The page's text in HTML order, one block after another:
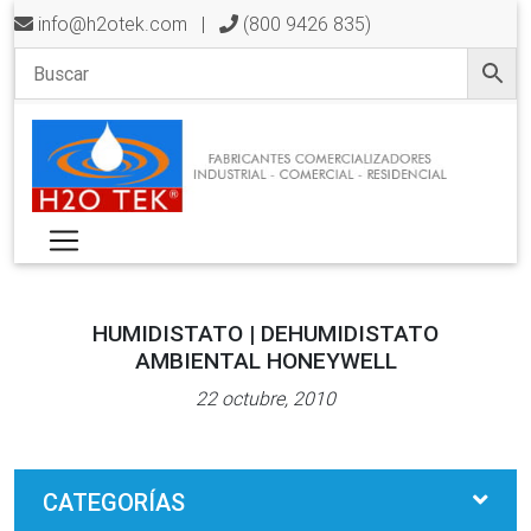
info@h2otek.com | (800 9426 835)
HUMIDISTATO | DEHUMIDISTATO
AMBIENTAL HONEYWELL
22 octubre, 2010
CATEGORÍAS